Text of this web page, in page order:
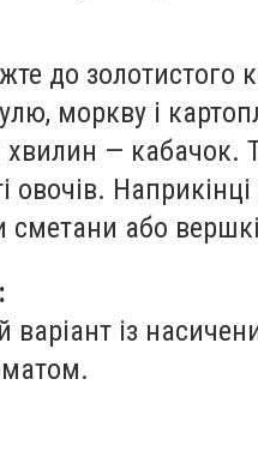
до золотистого
моркву і
хвилин — кабачок.
овочів.
сметани або
варіант із